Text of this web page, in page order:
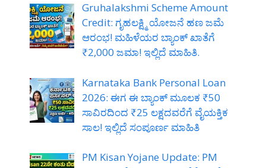
Gruhalakshmi Scheme Amount
Credit: ಗೃಹಲಕ್ಷ್ಮಿ ಯೋಜನೆ ಹಣ ಜಮೆ
ಆರಂಭ! ಮಹಿಳೆಯರ ಬ್ಯಾಂಕ್ ಖಾತೆಗೆ
₹2,000 ಜಮಾ! ಇಲ್ಲಿದೆ ಮಾಹಿತಿ.
Karnataka Bank Personal Loan
2026: ಈಗ ಈ ಬ್ಯಾಂಕ್ ಮೂಲಕ ₹50
ಸಾವಿರದಿಂದ ₹25 ಲಕ್ಷದವರೆಗೆ ವೈಯಕ್ತಿಕ
ಸಾಲ! ಇಲ್ಲಿದೆ ಸಂಪೂರ್ಣ ಮಾಹಿತಿ
PM Kisan Yojane Update: PM